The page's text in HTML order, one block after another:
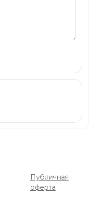
Публичная
оферта